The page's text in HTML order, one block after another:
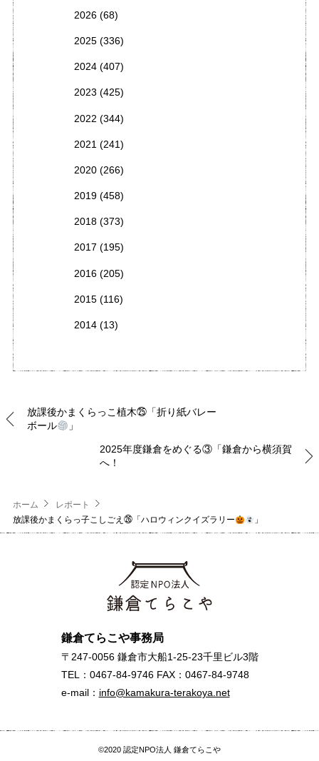
2026(68)
2025(336)
2024(407)
2023 (425)
2022 (344)
2021 (241)
2020(266)
2019(458)
2018(373)
2017 (195)
2016(205)
2015(116)
2014(13)
放課後かまくらっこ植木㉕「折り紙バレー
ボール
」
2025年度鎌倉をめぐる③「鎌倉から横須賀
へ！
ホーム
レポート
放課後かまくらっ子こしごえ㉖「ハロウィンクイズラリー
」
鎌倉てらこや事務局
〒247-0056 鎌倉市大船1-25-23千里ビル3階
TEL：0467-84-9746 FAX：0467-84-9748
e-mail： info@kamakura-terakoya.net
©2020 認定NPO法人 鎌倉てらこや